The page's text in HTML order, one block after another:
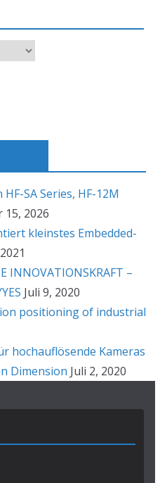
SA Series, HF-12M
15, 2026
kleinstes Embedded-
INNOVATIONSKRAFT –
Juli 9, 2020
positioning of industrial
hochauflösende Kameras
Dimension Juli 2, 2020